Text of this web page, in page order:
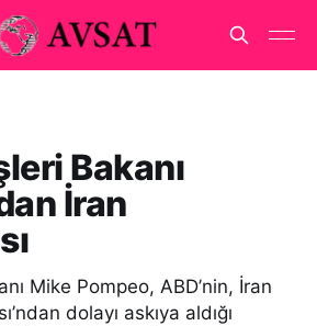
Bakanı
İran
Mike Pompeo, ABD’nin, İran
dolayı askıya aldığı